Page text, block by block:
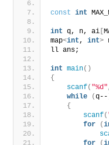
const int
int q, n, ai [
map<int, int>
ll ans;
int main()
{
scanf( "%d"
while
(q--
{
scanf(
for
(